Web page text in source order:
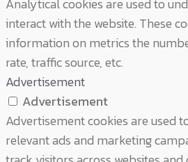
Analytical cookies are used to
interact with the website. These
information on metrics the
rate, traffic source, etc.
Advertisement
Advertisement
Advertisement cookies are used
relevant ads and marketing